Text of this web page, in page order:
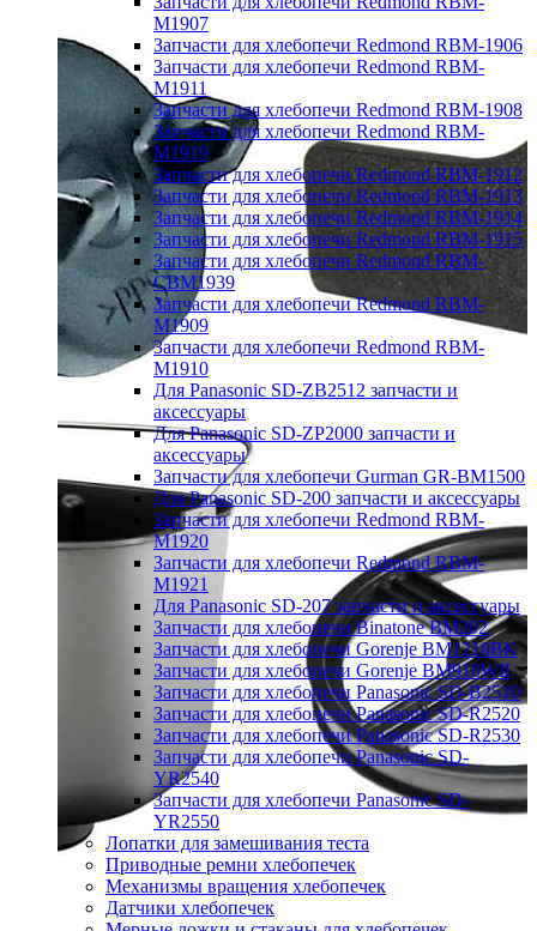
M1907
Запчасти для хлебопечи Redmond RBM-1906
Запчасти для хлебопечи Redmond RBM-
M1911
Запчасти для хлебопечи Redmond RBM-1908
Запчасти для хлебопечи Redmond RBM-
M1919
Запчасти для хлебопечи Redmond RBM-1912
Запчасти для хлебопечи Redmond RBM-1913
Запчасти для хлебопечи Redmond RBM-1914
Запчасти для хлебопечи Redmond RBM-1915
Запчасти для хлебопечи Redmond RBM-
CBM1939
Запчасти для хлебопечи Redmond RBM-
M1909
Запчасти для хлебопечи Redmond RBM-
M1910
Для Panasonic SD-ZB2512 запчасти и
аксессуары
Для Panasonic SD-ZP2000 запчасти и
аксессуары
Запчасти для хлебопечи Gurman GR-BM1500
Для Panasonic SD-200 запчасти и аксессуары
Запчасти для хлебопечи Redmond RBM-
M1920
Запчасти для хлебопечи Redmond RBM-
M1921
Для Panasonic SD-207 запчасти и аксессуары
Запчасти для хлебопечи Binatone BM202
Запчасти для хлебопечи Gorenje BM1210BK
Запчасти для хлебопечи Gorenje BM910WII
Запчасти для хлебопечи Panasonic SD-B2510
Запчасти для хлебопечи Panasonic SD-R2520
Запчасти для хлебопечи Panasonic SD-R2530
Запчасти для хлебопечи Panasonic SD-
YR2540
Запчасти для хлебопечи Panasonic SD-
YR2550
Лопатки для замешивания теста
Приводные ремни хлебопечек
Механизмы вращения хлебопечек
Датчики хлебопечек